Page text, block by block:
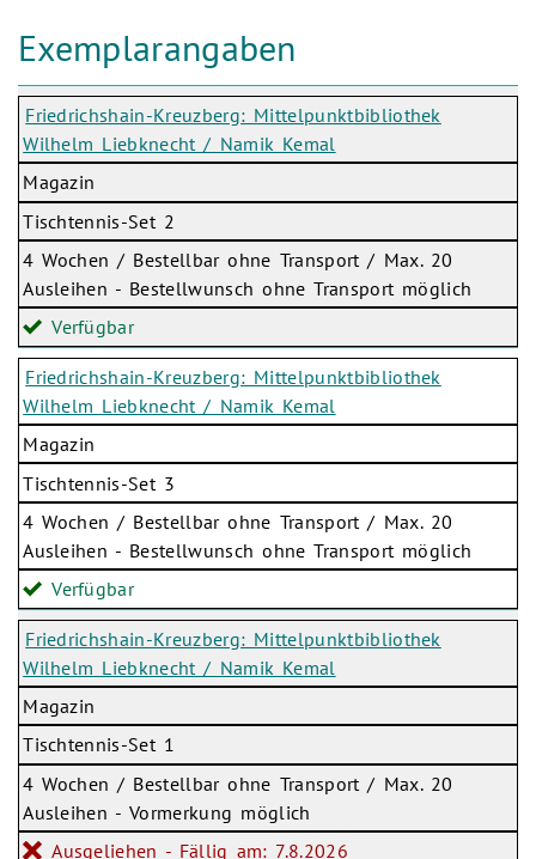
Exemplarangaben
Friedrichshain-Kreuzberg: Mittelpunktbibliothek
Wilhelm Liebknecht / Namik Kemal
Magazin
Tischtennis-Set 2
4 Wochen / Bestellbar ohne Transport / Max. 20
Ausleihen - Bestellwunsch ohne Transport möglich
Verfügbar
Friedrichshain-Kreuzberg: Mittelpunktbibliothek
Wilhelm Liebknecht / Namik Kemal
Magazin
Tischtennis-Set 3
4 Wochen / Bestellbar ohne Transport / Max. 20
Ausleihen - Bestellwunsch ohne Transport möglich
Verfügbar
Friedrichshain-Kreuzberg: Mittelpunktbibliothek
Wilhelm Liebknecht / Namik Kemal
Magazin
Tischtennis-Set 1
4 Wochen / Bestellbar ohne Transport / Max. 20
Ausleihen - Vormerkung möglich
Ausgeliehen - Fällig am: 7.8.2026